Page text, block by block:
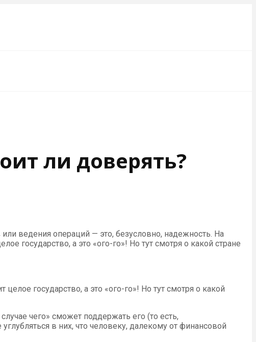
ли доверять?
ведения операций — это, безусловно, надежность. На
государство, а это «ого-го»! Но тут смотря о какой стране
государство, а это «ого-го»! Но тут смотря о какой
чего» сможет поддержать его (то есть,
в них, что человеку, далекому от финансовой